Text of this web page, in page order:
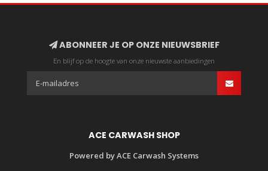
ABONNEER JE OP ONZE NIEUWSBRIEF
En blijf op de hoogte van onze nieuwste aanbiedingen
ACE CARWASH SHOP
Powered by ACE Carwash Systems